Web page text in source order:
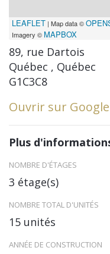
LEAFLET | Map data ©
Imagery © MAPBOX
89, rue Dartois
Québec , Québec
G1C3C8
Ouvrir sur
Plus
NOMBRE D'ÉTAGES
3 étage(s)
NOMBRE TOTAL D'UNITÉS
15 unités
ANNÉE DE CONSTRUCTION